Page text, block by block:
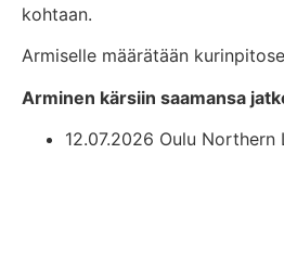
kohtaan.
Armiselle määrätään
Arminen kärsiin saamansa
12.07.2026 Oulu